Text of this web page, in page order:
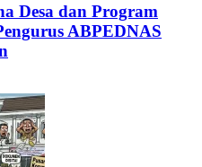
Desa dan Program
ABPEDNAS